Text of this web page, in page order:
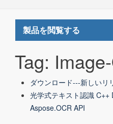
替
製品を閲覧する
Tag:
ダウンロード---新しいリ
光学式テキスト認識 C++
Aspose.OCR API